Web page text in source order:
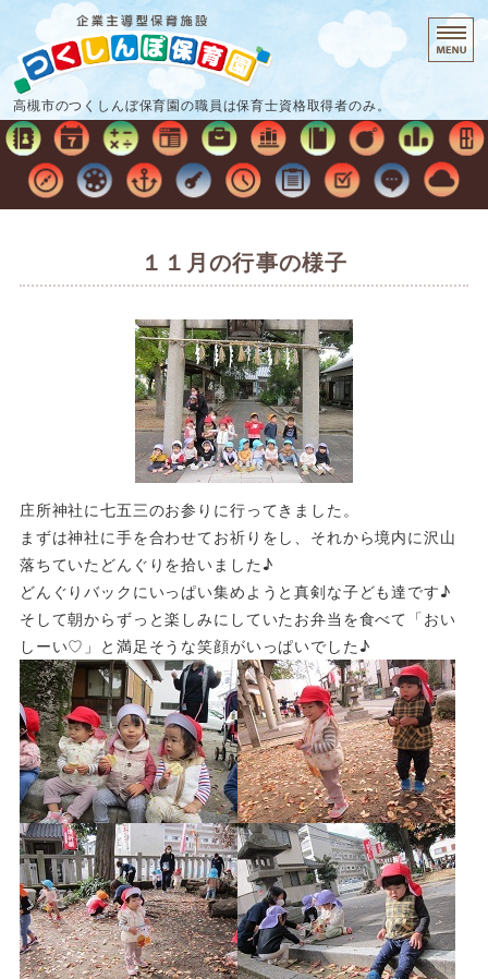
企業主導型
高槻市のつくしんぼ保育園の職員は保育士資格取得者のみ。
ホーム
保育時間・料金
施設概要
１１月の行事の様子
庄所神社に七五三のお参りに行ってきました。
まずは神社に手を合わせてお祈りをし、 それから境内に沢山
落ちていたどんぐりを拾いました♪
どんぐりバックにいっぱい集めようと真剣な子ども達です♪
そして朝からずっと楽しみにしていたお弁当を食べて「おい
しーい♡」と満足そうな笑顔がいっぱいでした♪